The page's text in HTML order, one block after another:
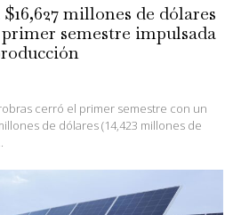
millones de dólares
semestre impulsada
cerró el primer semestre con un
de dólares (14,423 millones de